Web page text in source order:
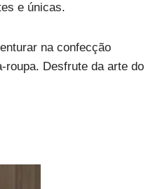
e únicas.
na confecção
roupa. Desfrute da arte do